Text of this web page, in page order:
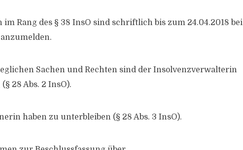
Rang des § 38 InsO sind schriftlich bis zum 24.04.2018 bei
Sachen und Rechten sind der Insolvenzverwalterin
28 Abs. 2 InsO).
haben zu unterbleiben (§ 28 Abs. 3 InsO).